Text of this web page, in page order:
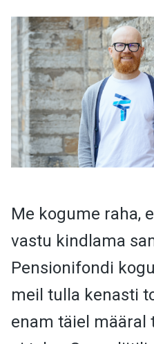
Me kogume raha,
vastu kindlama
Pensionifondi
meil tulla kenasti
enam täiel määral